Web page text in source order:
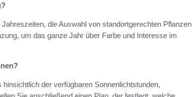
die Auswahl von standortgerechten Pflanzen
um das ganze Jahr über Farbe und Interesse im
der verfügbaren Sonnenlichtstunden,